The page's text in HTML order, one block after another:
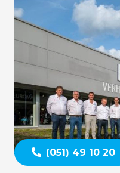
(051) 49 10 20